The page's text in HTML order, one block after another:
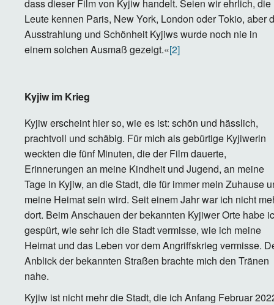
dass dieser Film von Kyjiw handelt. Seien wir ehrlich, die
Leute kennen Paris, New York, London oder Tokio, aber
Ausstrahlung und Schönheit Kyjiws wurde noch nie in
einem solchen Ausmaß gezeigt.«[2]
Kyjiw im Krieg
Kyjiw erscheint hier so, wie es ist: schön und hässlich,
prachtvoll und schäbig. Für mich als gebürtige Kyjiwerin
weckten die fünf Minuten, die der Film dauerte,
Erinnerungen an meine Kindheit und Jugend, an meine
Tage in Kyjiw, an die Stadt, die für immer mein Zuhause
meine Heimat sein wird. Seit einem Jahr war ich nicht
dort. Beim Anschauen der bekannten Kyjiwer Orte habe
gespürt, wie sehr ich die Stadt vermisse, wie ich meine
Heimat und das Leben vor dem Angriffskrieg vermisse.
Anblick der bekannten Straßen brachte mich den Tränen
nahe.
Kyjiw ist nicht mehr die Stadt, die ich Anfang Februar